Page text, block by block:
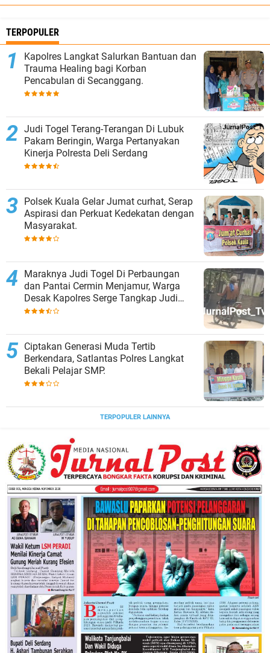
TERPOPULER
Kapolres Langkat Salurkan Bantuan dan
Trauma Healing bagi Korban
Pencabulan di Secanggang.
Judi Togel Terang-Terangan Di Lubuk
Pakam Beringin, Warga Pertanyakan
Kinerja Polresta Deli Serdang
Polsek Kuala Gelar Jumat curhat, Serap
Aspirasi dan Perkuat Kedekatan dengan
Masyarakat.
Maraknya Judi Togel Di Perbaungan
dan Pantai Cermin Menjamur, Warga
Desak Kapolres Serge Tangkap Judi
Togel
Ciptakan Generasi Muda Tertib
Berkendara, Satlantas Polres Langkat
Bekali Pelajar SMP.
TERPOPULER LAINNYA